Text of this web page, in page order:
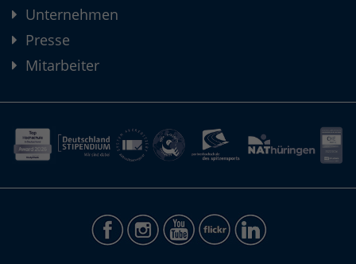
Unternehmen
Presse
Mitarbeiter